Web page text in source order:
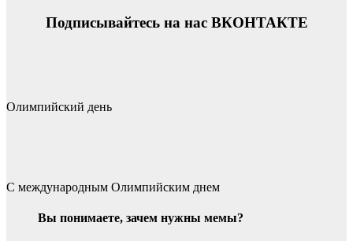
Подписывайтесь на нас ВКОНТАКТЕ
Олимпийский день
С международным Олимпийским днем
Вы понимаете, зачем нужны мемы?